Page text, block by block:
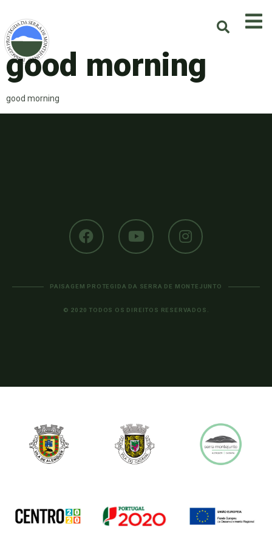
good morning
good morning
PAISAGEM PROTEGIDA DA SERRA DE MONTEJUNTO
© 2020 TODOS OS DIREITOS RESERVADOS.